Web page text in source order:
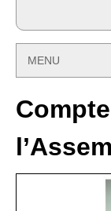
MENU